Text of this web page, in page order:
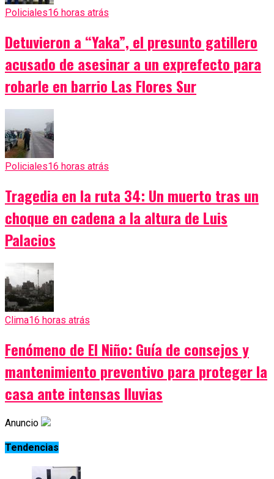
Policiales16 horas atrás
Detuvieron a “Yaka”, el presunto gatillero
acusado de asesinar a un exprefecto para
robarle en barrio Las Flores Sur
Policiales16 horas atrás
Tragedia en la ruta 34: Un muerto tras un
choque en cadena a la altura de Luis
Palacios
Clima16 horas atrás
Fenómeno de El Niño: Guía de consejos y
mantenimiento preventivo para proteger la
casa ante intensas lluvias
Anuncio
Tendencias